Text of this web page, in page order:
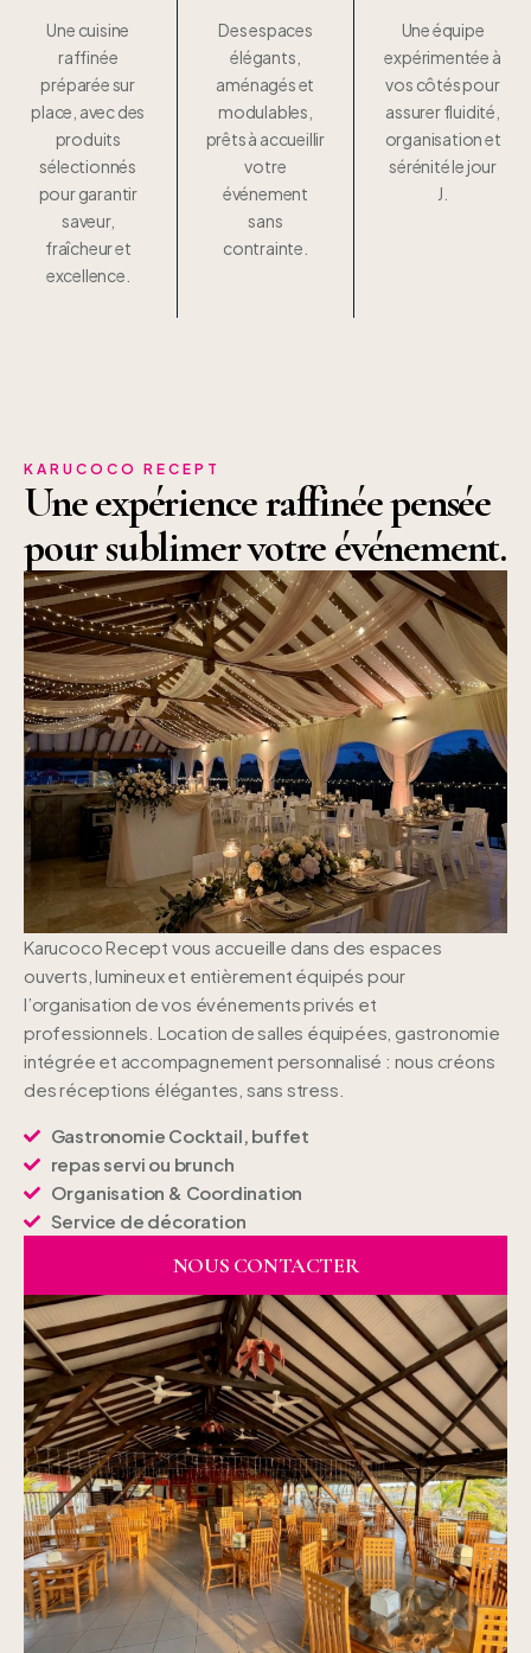
Une cuisine
raffinée
préparée sur
place, avec des
produits
sélectionnés
pour garantir
saveur,
fraîcheur et
excellence.
Des espaces
élégants,
aménagés et
modulables,
prêts à accueillir
votre
événement
sans
contrainte.
Une équipe
expérimentée à
vos côtés pour
assurer fluidité,
organisation et
sérénité le jour
J.
KARUCOCO RECEPT
Une expérience raffinée pensée
pour sublimer votre événement.
Karucoco Recept vous accueille dans des espaces
ouverts, lumineux et entièrement équipés pour
l’organisation de vos événements privés et
professionnels. Location de salles équipées, gastronomie
intégrée et accompagnement personnalisé : nous créons
des réceptions élégantes, sans stress.
Gastronomie Cocktail, buffet
repas servi ou brunch
Organisation & Coordination
Service de décoration
NOUS CONTACTER